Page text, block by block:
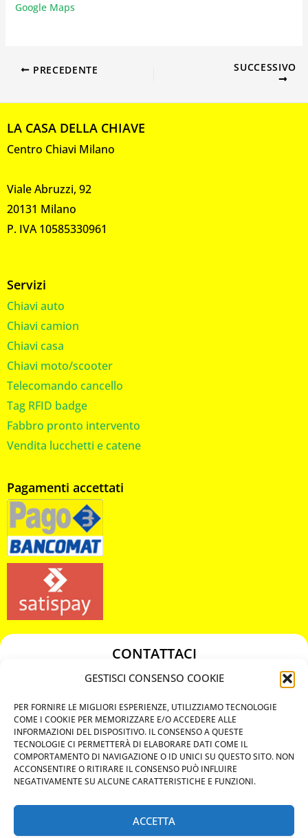
GESTISCI CONSENSO COOKIE
PER FORNIRE LE MIGLIORI ESPERIENZE, UTILIZZIAMO TECNOLOGIE
COME I COOKIE PER MEMORIZZARE E/O ACCEDERE ALLE
INFORMAZIONI DEL DISPOSITIVO. IL CONSENSO A QUESTE
TECNOLOGIE CI PERMETTERÀ DI ELABORARE DATI COME IL
COMPORTAMENTO DI NAVIGAZIONE O ID UNICI SU QUESTO SITO. NON
ACCONSENTIRE O RITIRARE IL CONSENSO PUÒ INFLUIRE
NEGATIVAMENTE SU ALCUNE CARATTERISTICHE E FUNZIONI.
ACCETTA
Google Maps
PRECEDENTE SUCCESSIVO
LA CASA DELLA CHIAVE
Centro Chiavi Milano
Viale Abruzzi, 92
20131 Milano
P. IVA 10585330961
Servizi
Chiavi auto
Chiavi camion
Chiavi casa
Chiavi moto/scooter
Telecomando cancello
Tag RFID badge
Fabbro pronto intervento
Vendita lucchetti e catene
Pagamenti accettati
CONTATTACI
349 3863811
chiavicodificate@gmail.com
Privacy Policy
Cookie Policy
MAPS